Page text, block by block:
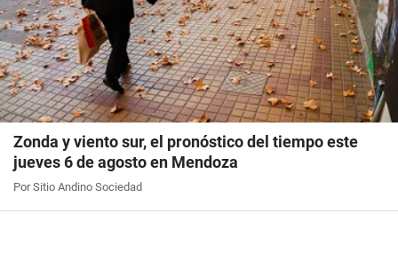
Zonda y viento sur, el pronóstico del tiempo este
jueves 6 de agosto en Mendoza
Por Sitio Andino Sociedad